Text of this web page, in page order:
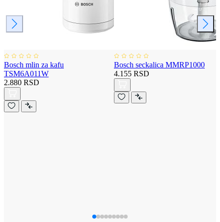
Bosch mlin za kafu
TSM6A011W
2.880 RSD
Bosch seckalica MMRP1000
4.155 RSD